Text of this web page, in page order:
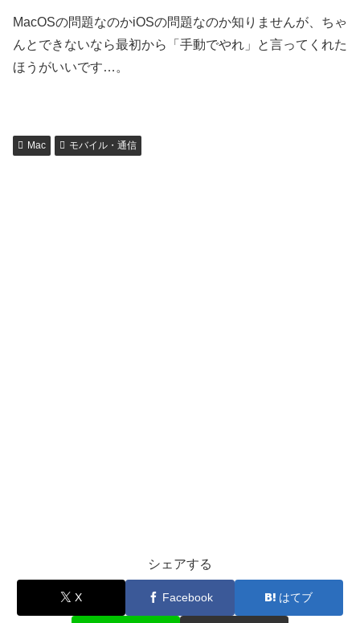
MacOSの問題なのかiOSの問題なのか知りませんが、ちゃ
んとできないなら最初から「手動でやれ」と言ってくれた
ほうがいいです…。
Mac モバイル・通信
シェアする
X Facebook はてブ